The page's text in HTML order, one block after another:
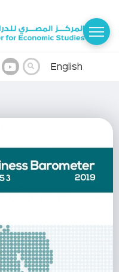
English